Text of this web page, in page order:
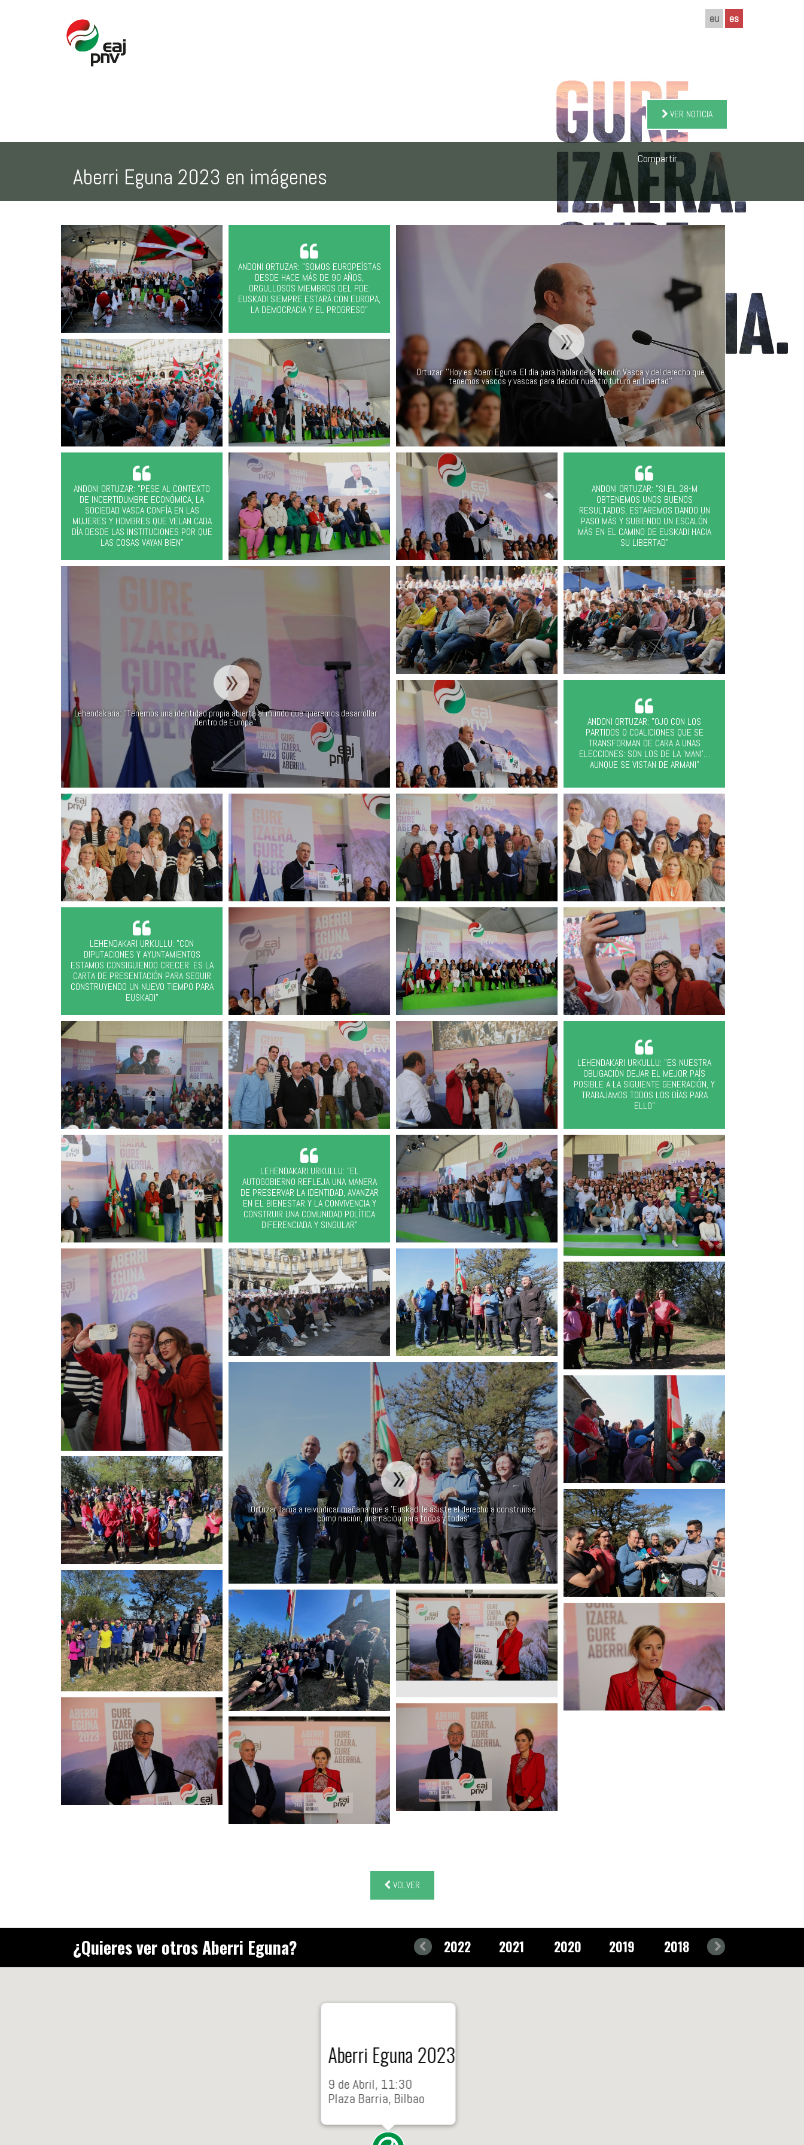
eu es
VER NOTICIA
Aberri Eguna 2023 en imágenes
Compartir
ANDONI ORTUZAR: "SOMOS EUROPEÍSTAS
DESDE HACE MÁS DE 90 AÑOS,
ORGULLOSOS MIEMBROS DEL PDE:
EUSKADI SIEMPRE ESTARÁ CON EUROPA,
LA DEMOCRACIA Y EL PROGRESO"
Ortuzar: ''Hoy es Aberri Eguna. El día para hablar de la Nación Vasca y del derecho que
tenemos vascos y vascas para decidir nuestro futuro en libertad''
ANDONI ORTUZAR: "PESE AL CONTEXTO
DE INCERTIDUMBRE ECONÓMICA, LA
SOCIEDAD VASCA CONFÍA EN LAS
MUJERES Y HOMBRES QUE VELAN CADA
DÍA DESDE LAS INSTITUCIONES POR QUE
LAS COSAS VAYAN BIEN"
Lehendakaria: ''Tenemos una identidad propia abierta al mundo que queremos desarrollar
dentro de Europa''
ANDONI ORTUZAR: "SI EL 28-M
OBTENEMOS UNOS BUENOS
RESULTADOS, ESTAREMOS DANDO UN
PASO MÁS Y SUBIENDO UN ESCALÓN
MÁS EN EL CAMINO DE EUSKADI HACIA
SU LIBERTAD"
ANDONI ORTUZAR: "OJO CON LOS
PARTIDOS O COALICIONES QUE SE
TRANSFORMAN DE CARA A UNAS
ELECCIONES: SON LOS DE LA 'MANI'…
AUNQUE SE VISTAN DE ARMANI"
LEHENDAKARI URKULLU: "CON
DIPUTACIONES Y AYUNTAMIENTOS
ESTAMOS CONSIGUIENDO CRECER: ES LA
CARTA DE PRESENTACIÓN PARA SEGUIR
CONSTRUYENDO UN NUEVO TIEMPO PARA
EUSKADI"
LEHENDAKARI URKULLU: "ES NUESTRA
OBLIGACIÓN DEJAR EL MEJOR PAÍS
POSIBLE A LA SIGUIENTE GENERACIÓN, Y
TRABAJAMOS TODOS LOS DÍAS PARA
ELLO"
LEHENDAKARI URKULLU: "EL
AUTOGOBIERNO REFLEJA UNA MANERA
DE PRESERVAR LA IDENTIDAD, AVANZAR
EN EL BIENESTAR Y LA CONVIVENCIA Y
CONSTRUIR UNA COMUNIDAD POLÍTICA
DIFERENCIADA Y SINGULAR"
Ortuzar llama a reivindicar mañana que a 'Euskadi le asiste el derecho a construirse
como nación, una nación para todos y todas'
VOLVER
¿Quieres ver otros Aberri Eguna? 2022 2021 2020 2019 2018 2017
Aberri Eguna 2023
9 de Abril, 11:30
Plaza Barria, Bilbao